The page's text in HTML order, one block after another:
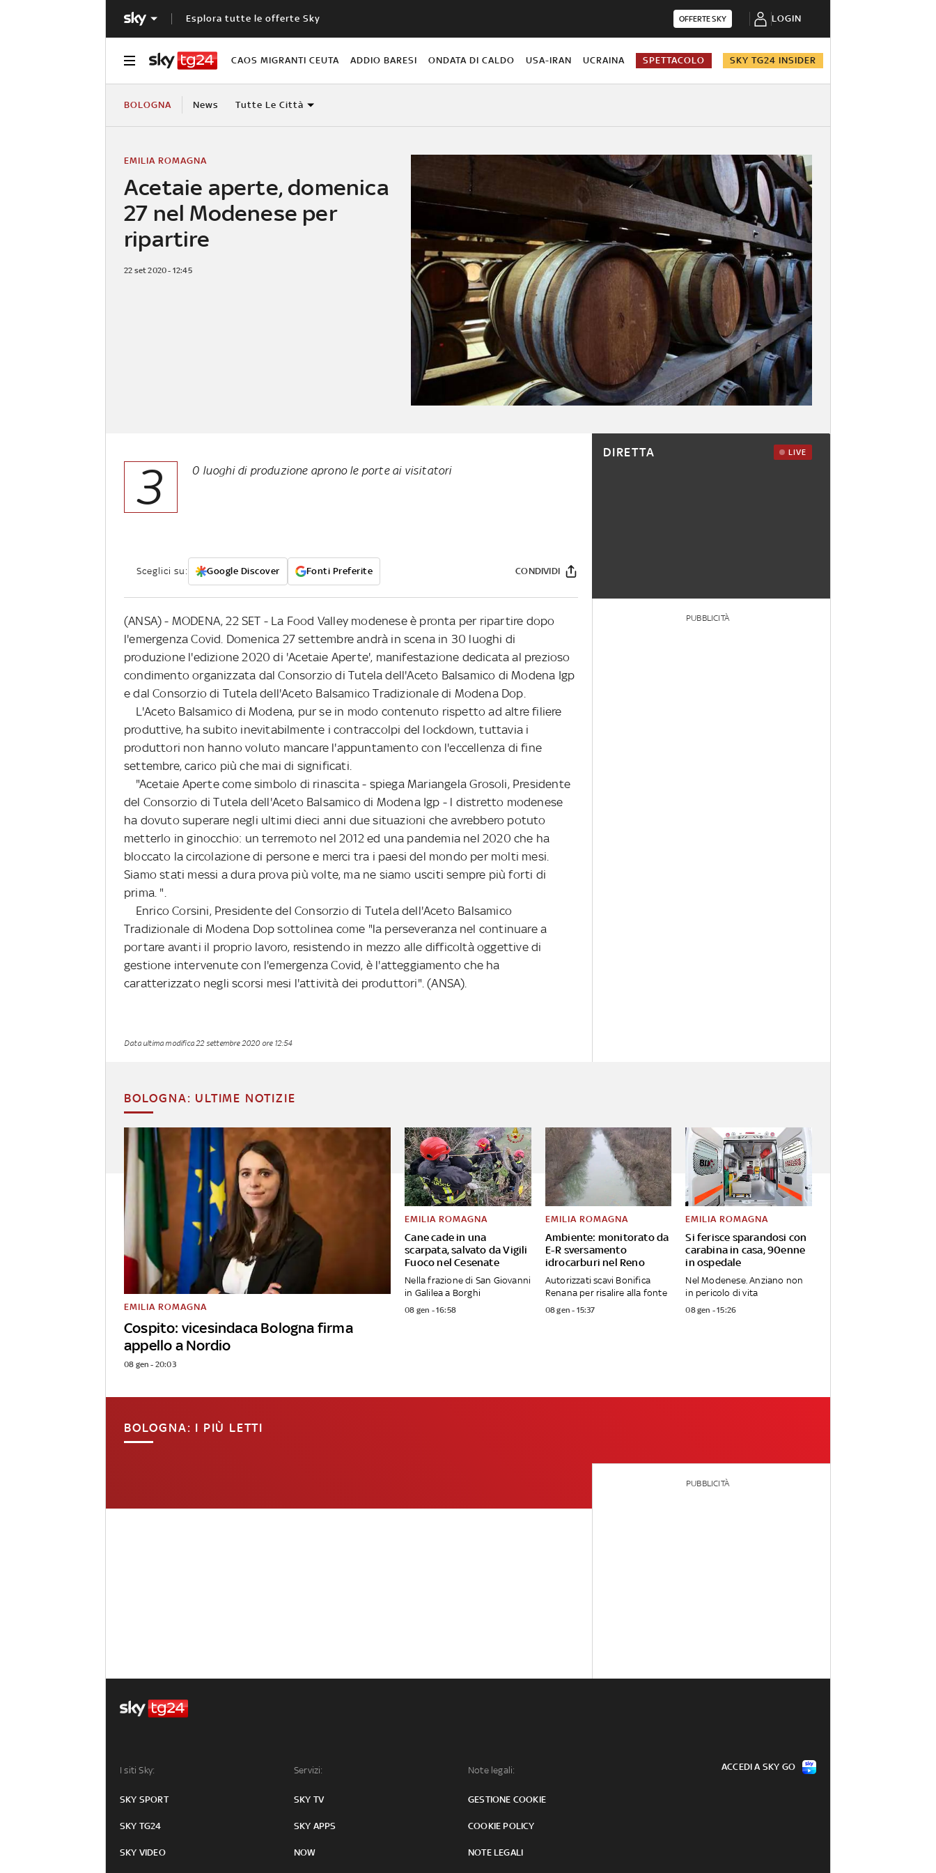
Esplora tutte le offerte Sky OFFERTE SKY LOGIN
CAOS MIGRANTI CEUTA ADDIO BARESI ONDATA DI CALDO USA-IRAN UCRAINA SPETTACOLO SKY TG24 INSIDER
BOLOGNA News Tutte Le Città
Acetaie aperte, domenica
27 nel Modenese per
ripartire
EMILIA ROMAGNA
22 set 2020 - 12:45
3 0 luoghi di produzione aprono le porte ai visitatori
Sceglici su: Google Discover Fonti Preferite CONDIVIDI
(ANSA) - MODENA, 22 SET - La Food Valley modenese è pronta per ripartire dopo
l'emergenza Covid. Domenica 27 settembre andrà in scena in 30 luoghi di
produzione l'edizione 2020 di 'Acetaie Aperte', manifestazione dedicata al prezioso
condimento organizzata dal Consorzio di Tutela dell'Aceto Balsamico di Modena Igp
e dal Consorzio di Tutela dell'Aceto Balsamico Tradizionale di Modena Dop.
L'Aceto Balsamico di Modena, pur se in modo contenuto rispetto ad altre filiere
produttive, ha subito inevitabilmente i contraccolpi del lockdown, tuttavia i
produttori non hanno voluto mancare l'appuntamento con l'eccellenza di fine
settembre, carico più che mai di significati.
"Acetaie Aperte come simbolo di rinascita - spiega Mariangela Grosoli, Presidente
del Consorzio di Tutela dell'Aceto Balsamico di Modena Igp - l distretto modenese
ha dovuto superare negli ultimi dieci anni due situazioni che avrebbero potuto
metterlo in ginocchio: un terremoto nel 2012 ed una pandemia nel 2020 che ha
bloccato la circolazione di persone e merci tra i paesi del mondo per molti mesi.
Siamo stati messi a dura prova più volte, ma ne siamo usciti sempre più forti di
prima. ".
Enrico Corsini, Presidente del Consorzio di Tutela dell'Aceto Balsamico
Tradizionale di Modena Dop sottolinea come "la perseveranza nel continuare a
portare avanti il proprio lavoro, resistendo in mezzo alle difficoltà oggettive di
gestione intervenute con l'emergenza Covid, è l'atteggiamento che ha
caratterizzato negli scorsi mesi l'attività dei produttori". (ANSA).
Data ultima modifica 22 settembre 2020 ore 12:54
DIRETTA LIVE
PUBBLICITÀ
BOLOGNA: ULTIME NOTIZIE
Cospito: vicesindaca Bologna firma
appello a Nordio
EMILIA ROMAGNA
08 gen - 20:03
Cane cade in una
scarpata, salvato da Vigili
Fuoco nel Cesenate
EMILIA ROMAGNA
Nella frazione di San Giovanni
in Galilea a Borghi
08 gen - 16:58
Ambiente: monitorato da
E-R sversamento
idrocarburi nel Reno
EMILIA ROMAGNA
Autorizzati scavi Bonifica
Renana per risalire alla fonte
08 gen - 15:37
Si ferisce sparandosi con
carabina in casa, 90enne
in ospedale
EMILIA ROMAGNA
Nel Modenese. Anziano non
in pericolo di vita
08 gen - 15:26
BOLOGNA: I PIÙ LETTI
PUBBLICITÀ
I siti Sky:
SKY SPORT
SKY TG24
SKY VIDEO
Servizi:
SKY TV
SKY APPS
NOW
Note legali:
GESTIONE COOKIE
COOKIE POLICY
NOTE LEGALI
ACCEDI A SKY GO